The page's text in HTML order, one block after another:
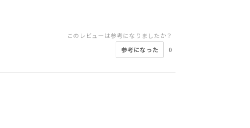
このレビューは参考になりましたか？
参考になった
0